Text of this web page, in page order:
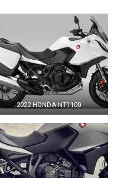
2022 HONDA NT1100